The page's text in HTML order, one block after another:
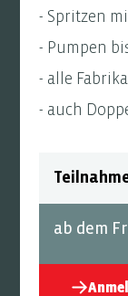
- Spritzen
- Pumpen
- alle
- auch
ab dem